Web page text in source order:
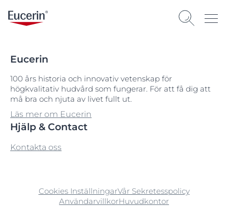
Eucerin
100 års historia och innovativ vetenskap för
högkvalitativ hudvård som fungerar. För att få dig att
må bra och njuta av livet fullt ut.
Läs mer om Eucerin
Hjälp & Contact
Kontakta oss
Cookies InställningarVår Sekretesspolicy
AnvändarvillkorHuvudkontor